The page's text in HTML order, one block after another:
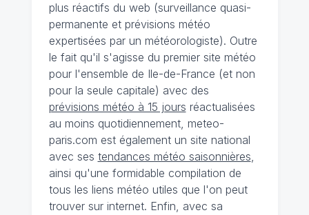
plus réactifs du web (surveillance quasi-
permanente et prévisions météo
expertisées par un météorologiste). Outre
le fait qu'il s'agisse du premier site météo
pour l'ensemble de Ile-de-France (et non
pour la seule capitale) avec des
prévisions météo à 15 jours réactualisées
au moins quotidiennement, meteo-
paris.com est également un site national
avec ses tendances météo saisonnières,
ainsi qu'une formidable compilation de
tous les liens météo utiles que l'on peut
trouver sur internet. Enfin, avec sa